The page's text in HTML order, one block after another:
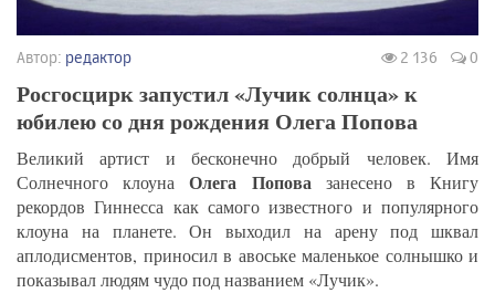
Автор: редактор 2 136 0
Росгосцирк запустил «Лучик солнца» к
юбилею со дня рождения Олега Попова
Великий артист и бесконечно добрый человек. Имя
Солнечного клоунаОлега Поповазанесено в Книгу
рекордов Гиннесса как самого известного и популярного
клоуна на планете. Он выходил на арену под шквал
аплодисментов, приносил в авоське маленькое солнышко и
показывал людям чудо под названием «Лучик».